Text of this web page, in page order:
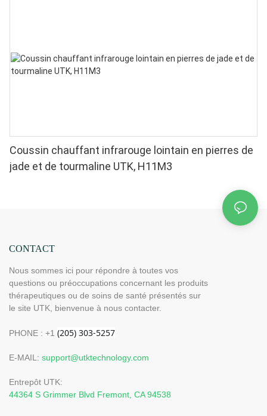
Coussin chauffant infrarouge lointain en pierres de
jade et de tourmaline UTK, H11M3
CONTACT
Nous sommes ici pour répondre à toutes vos
questions ou préoccupations concernant les produits
thérapeutiques ou de soins de santé présentés sur
le site UTK, bienvenue à nous contacter.
PHONE : +1
E-MAIL: support@utktechnology.com
Entrepôt UTK:
44364 S Grimmer Blvd Fremont, CA 94538